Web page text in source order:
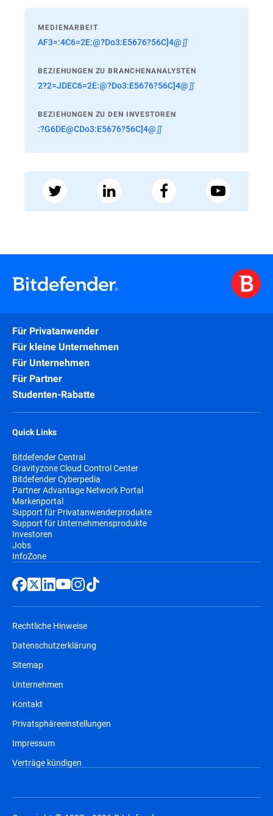
MEDIENARBEIT
AF3=:4C6=2E:@?Do3:E5676?56C]4@∬
BEZIEHUNGEN ZU BRANCHENANALYSTEN
2?2=JDEC6=2E:@?Do3:E5676?56C]4@∬
BEZIEHUNGEN ZU DEN INVESTOREN
:?G6DE@CDo3:E5676?56C]4@∬
Für Privatanwender
Für kleine Unternehmen
Für Unternehmen
Für Partner
Studenten-Rabatte
Quick Links
Bitdefender Central
Gravityzone Cloud Control Center
Bitdefender Cyberpedia
Partner Advantage Network Portal
Markenportal
Support für Privatanwenderprodukte
Support für Unternehmensprodukte
Investoren
Jobs
InfoZone
Rechtliche Hinweise
Datenschutzerklärung
Sitemap
Unternehmen
Kontakt
Privatsphäreeinstellungen
Impressum
Verträge kündigen